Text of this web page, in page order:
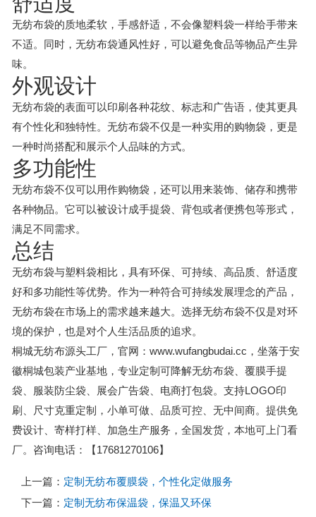
无纺布袋的质地柔软，手感舒适，不会像塑料袋一样给手带来
不适。同时，无纺布袋通风性好，可以避免食品等物品产生异
味。
外观设计
无纺布袋的表面可以印刷各种花纹、标志和广告语，使其更具
有个性化和独特性。无纺布袋不仅是一种实用的购物袋，更是
一种时尚搭配和展示个人品味的方式。
多功能性
无纺布袋不仅可以用作购物袋，还可以用来装饰、储存和携带
各种物品。它可以被设计成手提袋、背包或者便携包等形式，
满足不同需求。
总结
无纺布袋与塑料袋相比，具有环保、可持续、高品质、舒适度
好和多功能性等优势。作为一种符合可持续发展理念的产品，
无纺布袋在市场上的需求越来越大。选择无纺布袋不仅是对环
境的保护，也是对个人生活品质的追求。
桐城无纺布源头工厂，官网：www.wufangbudai.cc，坐落于安
徽桐城包装产业基地，专业定制可降解无纺布袋、覆膜手提
袋、服装防尘袋、展会广告袋、电商打包袋。支持LOGO印
刷、尺寸克重定制，小单可做、品质可控、无中间商。提供免
费设计、寄样打样、加急生产服务，全国发货，本地可上门看
厂。咨询电话：【17681270106】
上一篇： 定制无纺布覆膜袋，个性化定做服务
下一篇： 定制无纺布保温袋，保温又环保